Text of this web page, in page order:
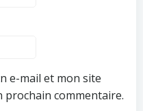
e-mail et mon site
commentaire.